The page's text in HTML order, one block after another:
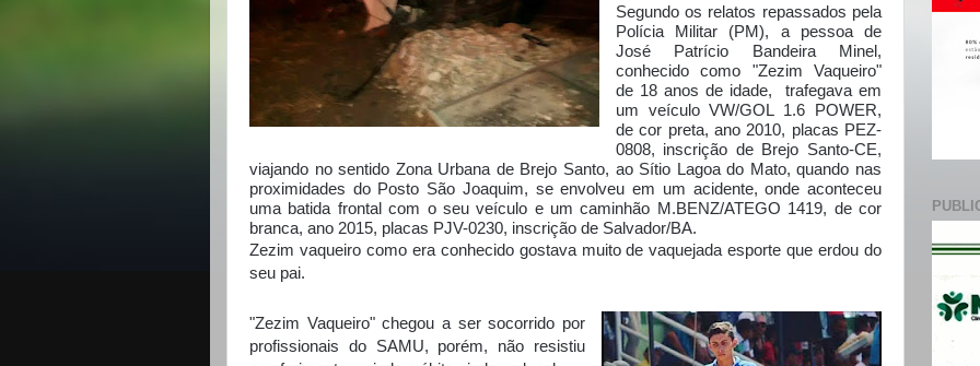
Segundo os relatos repassados pela
Polícia Militar (PM), a pessoa de
José Patrício Bandeira Minel,
conhecido como "Zezim Vaqueiro"
de 18 anos de idade, trafegava em
um veículo VW/GOL 1.6 POWER,
de cor preta, ano 2010, placas PEZ-
0808, inscrição de Brejo Santo-CE,
viajando no sentido Zona Urbana de Brejo Santo, ao Sítio Lagoa do Mato, quando nas
proximidades do Posto São Joaquim, se envolveu em um acidente, onde aconteceu
uma batida frontal com o seu veículo e um caminhão M.BENZ/ATEGO 1419, de cor
branca, ano 2015, placas PJV-0230, inscrição de Salvador/BA.
Zezim vaqueiro como era conhecido gostava muito de vaquejada esporte que erdou do
seu pai.
"Zezim Vaqueiro" chegou a ser socorrido por
profissionais do SAMU, porém, não resistiu